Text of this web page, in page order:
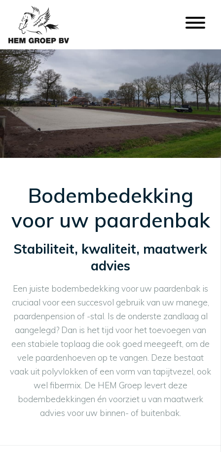
Bodembedekking
voor uw paardenbak
Stabiliteit, kwaliteit, maatwerk
advies
Een juiste bodembedekking voor uw paardenbak is
cruciaal voor een succesvol gebruik van uw manege,
paardenpension of -stal. Is de onderste zandlaag al
aangelegd? Dan is het tijd voor het toevoegen van
een stabiele toplaag die ook goed meegeeft, om de
vele paardenhoeven op te vangen. Deze bestaat
vaak uit polyvlokken of een vorm van tapijtvezel, ook
wel fibermix. De HEM Groep levert deze
bodembedekkingen én voorziet u van maatwerk
advies voor uw binnen- of buitenbak.